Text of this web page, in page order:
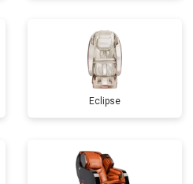
Eclipse